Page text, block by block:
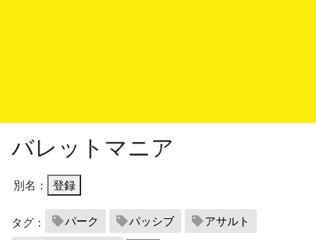
バレットマニア
別名： 登録
タグ： パーク パッシブ
アサルト